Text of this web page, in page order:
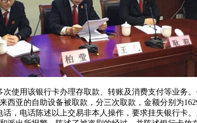
用该银行卡办理存取款、转账及消费支付等业务
亚的自助设备被取款，分三次取款，金额分别为
，电话陈述以上交易非本人操作，要求挂失银行卡